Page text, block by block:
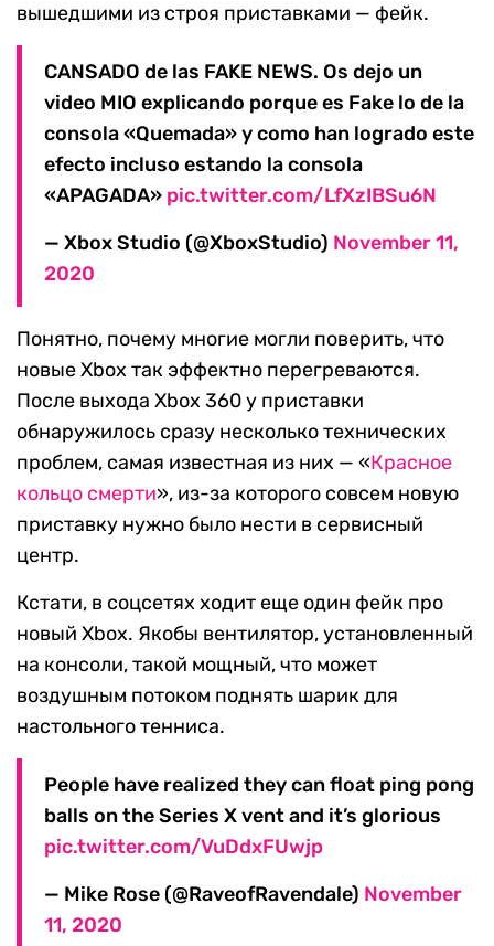
вышедшими из строя приставками — фейк.
CANSADO de las FAKE NEWS. Os dejo un
video MIO explicando porque es Fake lo de la
consola «Quemada» y como han logrado este
efecto incluso estando la consola
«APAGADA» pic.twitter.com/LfXzIBSu6N
— Xbox Studio (@XboxStudio) November 11,
2020
Понятно, почему многие могли поверить, что
новые Xbox так эффектно перегреваются.
После выхода Xbox 360 у приставки
обнаружилось сразу несколько технических
проблем, самая известная из них — «Красное
кольцо смерти», из-за которого совсем новую
приставку нужно было нести в сервисный
центр.
Кстати, в соцсетях ходит еще один фейк про
новый Xbox. Якобы вентилятор, установленный
на консоли, такой мощный, что может
воздушным потоком поднять шарик для
настольного тенниса.
People have realized they can float ping pong
balls on the Series X vent and it’s glorious
pic.twitter.com/VuDdxFUwjp
— Mike Rose (@RaveofRavendale) November
11, 2020